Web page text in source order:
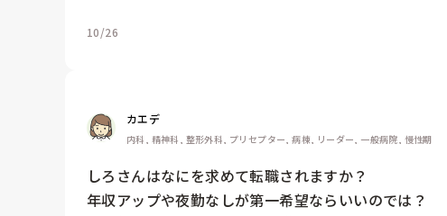
10/26
カエデ
内科, 精神科, 整形外科, プリセプター, 病棟, リーダー, 一般病院, 慢性期
しろさんはなにを求めて転職されますか？
年収アップや夜勤なしが第一希望ならいいのでは？